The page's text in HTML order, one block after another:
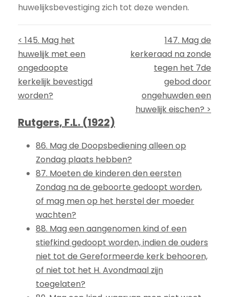
huwelijksbevestiging zich tot deze wenden.
< 145. Mag het
huwelijk met een
ongedoopte
kerkelijk bevestigd
worden?
147. Mag de
kerkeraad na zonde
tegen het 7de
gebod door
ongehuwden een
huwelijk eischen? >
Rutgers, F.L. (1922)
86. Mag de Doopsbediening alleen op
Zondag plaats hebben?
87. Moeten de kinderen den eersten
Zondag na de geboorte gedoopt worden,
of mag men op het herstel der moeder
wachten?
88. Mag een aangenomen kind of een
stiefkind gedoopt worden, indien de ouders
niet tot de Gereformeerde kerk behooren,
of niet tot het H. Avondmaal zijn
toegelaten?